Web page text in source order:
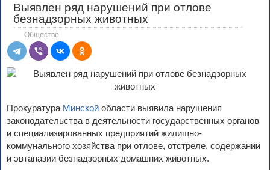
Выявлен ряд нарушений при отлове
безнадзорных животных
Общество
Прокуратура Минской области выявила нарушения
законодательства в деятельности государственных органов
и специализированных предприятий жилищно-
коммунального хозяйства при отлове, отстреле, содержании
и эвтаназии безнадзорных домашних животных.